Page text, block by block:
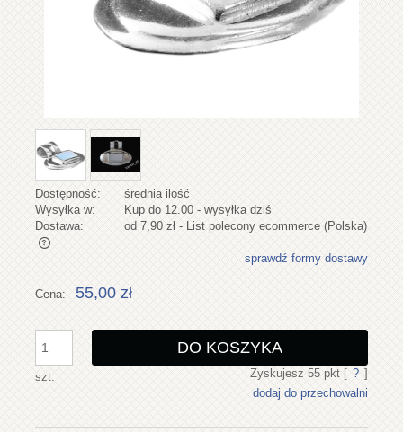
Dostępność:
średnia ilość
Wysyłka w:
Kup do 12.00 - wysyłka dziś
Dostawa:
od 7,90 zł - List polecony ecommerce (Polska)
Cena nie zawiera ewentualnych kosztów płatności
sprawdź formy dostawy
Cena: 55,00 zł
szt.
DO KOSZYKA
Zyskujesz 55pkt [ ? ]
dodaj do przechowalni